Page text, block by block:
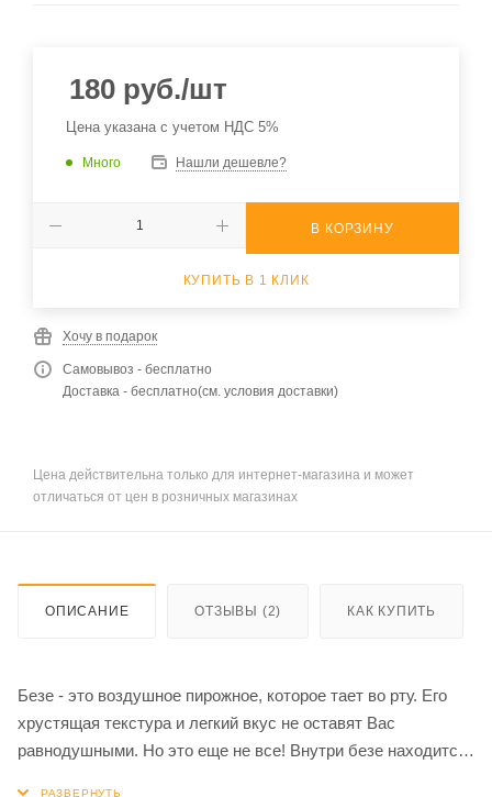
180 руб./шт
Цена указана с учетом НДС 5%
Много Нашли дешевле?
В КОРЗИНУ
КУПИТЬ В 1 КЛИК
Хочу в подарок
Самовывоз - бесплатно
Доставка - бесплатно(см. условия доставки)
Цена действительна только для интернет-магазина и может
отличаться от цен в розничных магазинах
ОПИСАНИЕ ОТЗЫВЫ (2) КАК КУПИТЬ
Безе - это воздушное пирожное, которое тает во рту. Его
хрустящая текстура и легкий вкус не оставят Вас
равнодушными. Но это еще не все! Внутри безе находится